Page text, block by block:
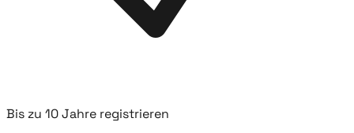
Bis zu 10 Jahre registrieren